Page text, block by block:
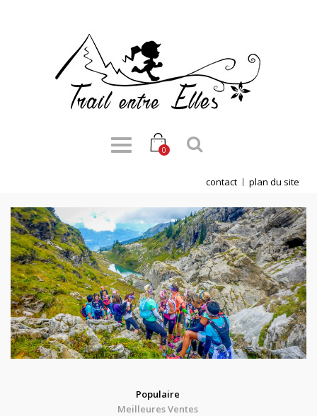
0
contact plan du site
Populaire
Meilleures Ventes